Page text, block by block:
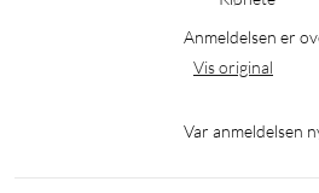
Anmeldelsen er
Vis original
Var anmeldelsen